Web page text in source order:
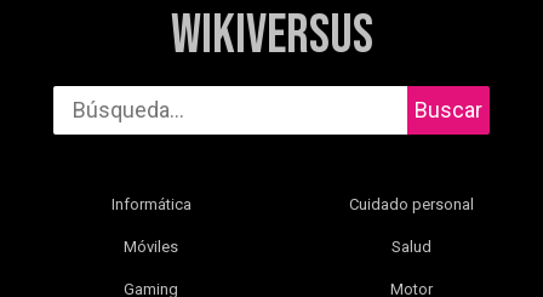
WikiVersus
Buscar
Informática
Móviles
Gaming
Cuidado personal
Salud
Motor